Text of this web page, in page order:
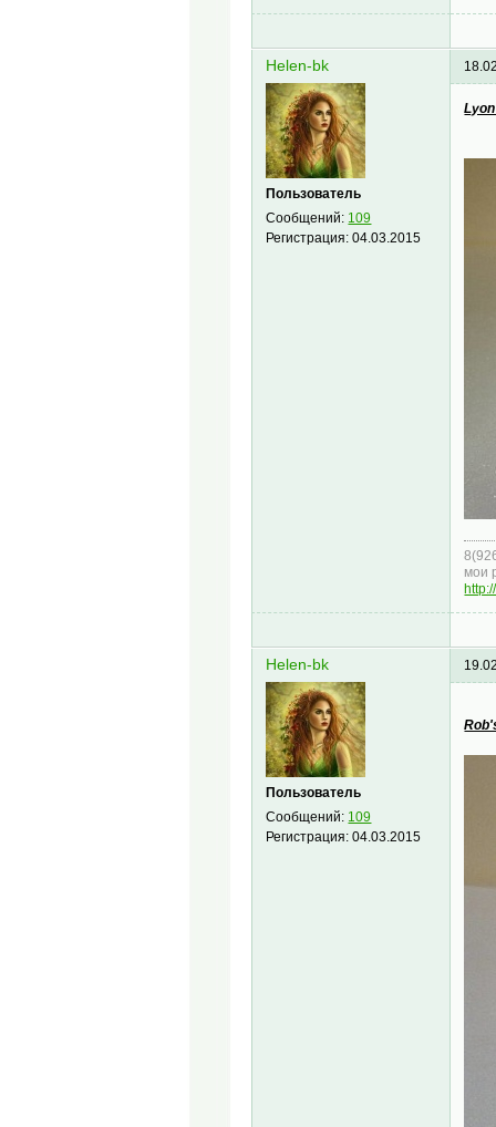
Helen-bk
Пользователь
Сообщений: 109
Регистрация:04.03.2015
мои
Helen-bk
Пользователь
Сообщений: 109
Регистрация:04.03.2015